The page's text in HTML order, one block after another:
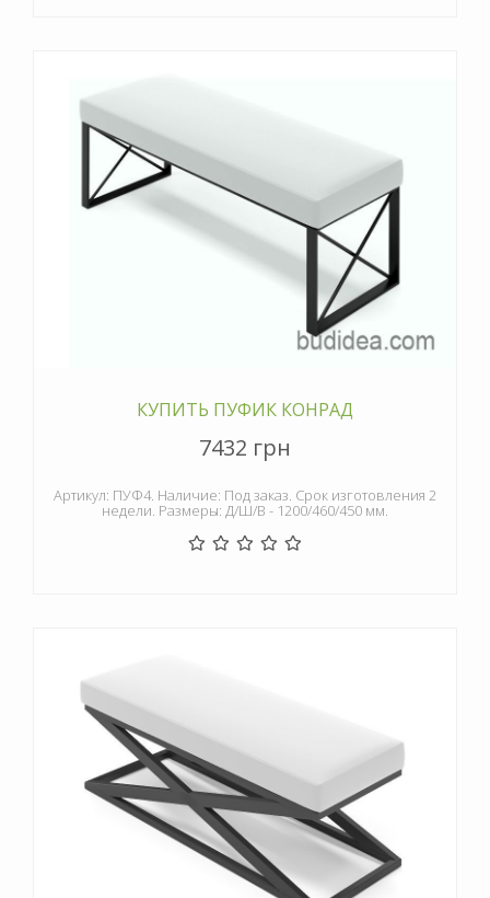
КУПИТЬ ПУФИК КОНРАД
7432 грн
Артикул: ПУФ4. Наличие: Под заказ. Срок изготовления 2
недели. Размеры: Д/Ш/В - 1200/460/450 мм.